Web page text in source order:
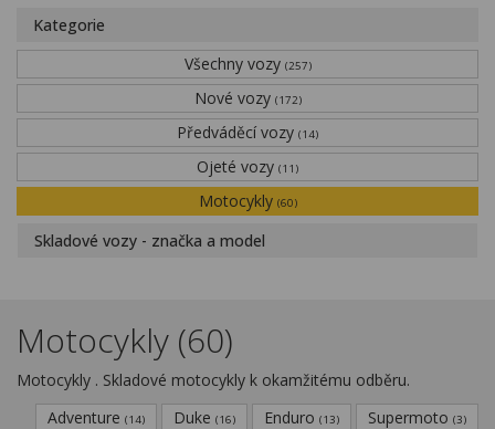
Obytné vozy
Financování
Novinky
Kontakty
Kategorie
Všechny vozy (257)
Nové vozy (172)
Předváděcí vozy (14)
Ojeté vozy (11)
Motocykly (60)
Skladové vozy - značka a model
Motocykly (60)
Motocykly . Skladové motocykly k okamžitému odběru.
Adventure (14) Duke (16) Enduro (13) Supermoto (3)